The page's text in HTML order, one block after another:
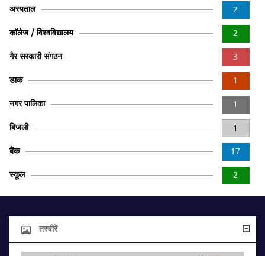
2
अस्पताल
2
कॉलेज / विश्वविद्यालय
3
गैर सरकारी संगठन
1
डाक
1
नगर पालिका
1
बिजली
17
बैंक
2
स्कूल
तस्वीरें